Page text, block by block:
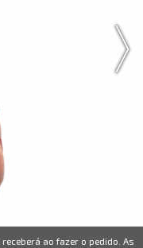
ao fazer o pedido. As